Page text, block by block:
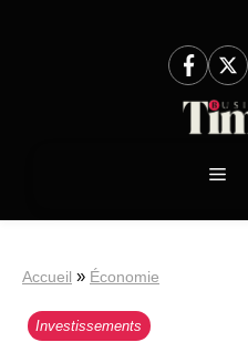
Accueil » Économie
Investissements